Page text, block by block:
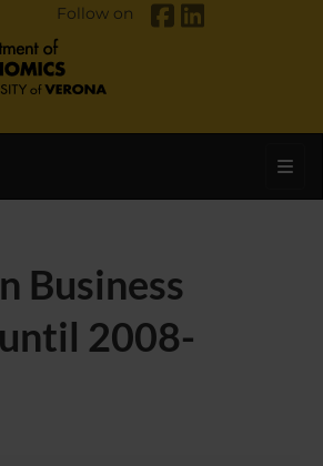
Follow on
Business
2008-